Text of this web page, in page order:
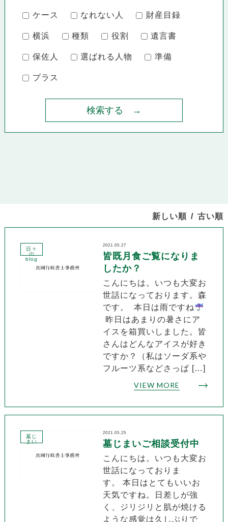
ケース なれない人 財産目録
横浜 種類 役割 遺言書
保佐人 選ばれる人物 準備
プラス
新しい順 古い順
日々
の
blog
2021.05.27
皆既月食ご覧になりま
したか？
こんにちは。いつも大変お
世話になっております。森
です。 本日は雨ですね
昨日はあまりの暑さにア
イスを箱買いしました。皆
さんはどんなアイスが好き
ですか？（私はソーダ系や
フルーツ系などさっぱ […]
VIEW MORE
墓じ
まい
2021.05.25
墓じまいご相談受付中
こんにちは。いつも大変お
世話になっておりま
す。 本日はとてもいいお
天気ですね。日差しが強
く、ジリジリと肌が焼ける
ような感覚は久しぶりで